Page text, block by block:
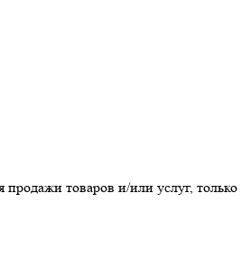
товаров и/или услуг, только